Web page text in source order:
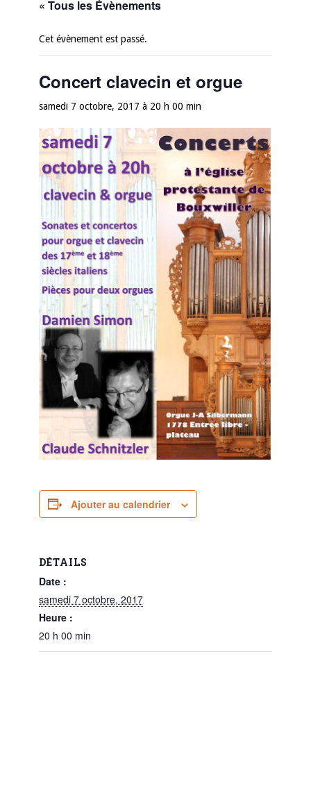
« Tous les Évènements
Cet évènement est passé.
Concert clavecin et orgue
samedi 7 octobre, 2017 à 20 h 00 min
Ajouter au calendrier
DÉTAILS
Date :
samedi 7 octobre, 2017
Heure :
20 h 00 min